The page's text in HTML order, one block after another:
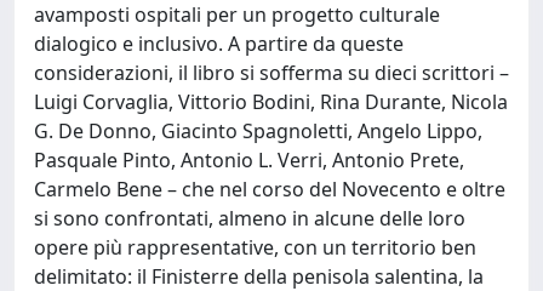
avamposti ospitali per un progetto culturale
dialogico e inclusivo. A partire da queste
considerazioni, il libro si sofferma su dieci scrittori –
Luigi Corvaglia, Vittorio Bodini, Rina Durante, Nicola
G. De Donno, Giacinto Spagnoletti, Angelo Lippo,
Pasquale Pinto, Antonio L. Verri, Antonio Prete,
Carmelo Bene – che nel corso del Novecento e oltre
si sono confrontati, almeno in alcune delle loro
opere più rappresentative, con un territorio ben
delimitato: il Finisterre della penisola salentina, la